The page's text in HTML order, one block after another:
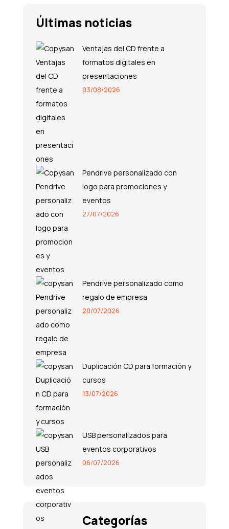
Últimas noticias
Ventajas del CD frente a
formatos digitales en
presentaciones
03/08/2026
Pendrive personalizado con
logo para promociones y
eventos
27/07/2026
Pendrive personalizado como
regalo de empresa
20/07/2026
Duplicación CD para formación y
cursos
13/07/2026
USB personalizados para
eventos corporativos
06/07/2026
Categorías